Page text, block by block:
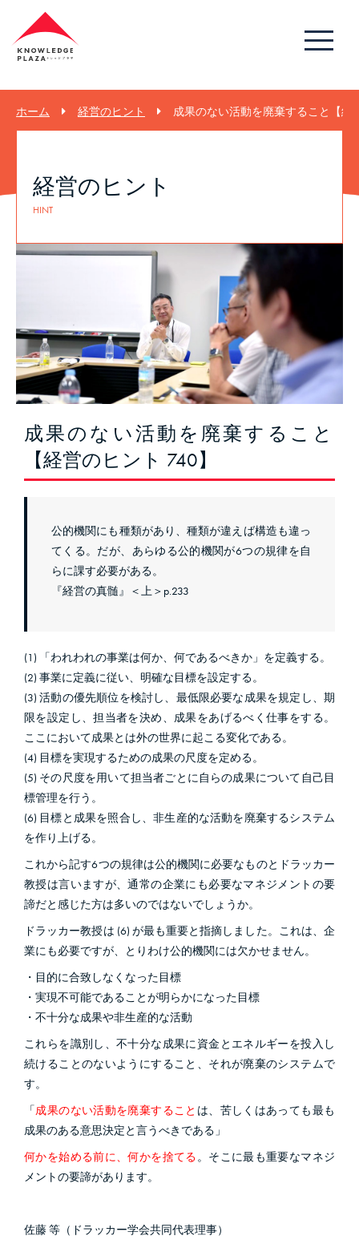
ホーム 経営のヒント 成果のない活動を廃棄すること【経
経営のヒント
HINT
成果のない活動を廃棄すること
【経営のヒント 740】
公的機関にも種類があり、種類が違えば構造も違っ
てくる。だが、あらゆる公的機関が6つの規律を自
らに課す必要がある。
『経営の真髄』＜上＞p.233
(1) 「われわれの事業は何か、何であるべきか」を定義する。
(2) 事業に定義に従い、明確な目標を設定する。
(3) 活動の優先順位を検討し、最低限必要な成果を規定し、期
限を設定し、担当者を決め、成果をあげるべく仕事をする。
ここにおいて成果とは外の世界に起こる変化である。
(4) 目標を実現するための成果の尺度を定める。
(5) その尺度を用いて担当者ごとに自らの成果について自己目
標管理を行う。
(6) 目標と成果を照合し、非生産的な活動を廃棄するシステム
を作り上げる。
これから記す6つの規律は公的機関に必要なものとドラッカー
教授は言いますが、通常の企業にも必要なマネジメントの要
諦だと感じた方は多いのではないでしょうか。
ドラッカー教授は (6) が最も重要と指摘しました。これは、企
業にも必要ですが、とりわけ公的機関には欠かせません。
・目的に合致しなくなった目標
・実現不可能であることが明らかになった目標
・不十分な成果や非生産的な活動
これらを識別し、不十分な成果に資金とエネルギーを投入し
続けることのないようにすること、それが廃棄のシステムで
す。
「成果のない活動を廃棄すること は、苦しくはあっても最も
成果のある意思決定と言うべきである」
何かを始める前に、何かを捨てる。そこに最も重要なマネジ
メントの要諦があります。
佐藤 等（ドラッカー学会共同代表理事）